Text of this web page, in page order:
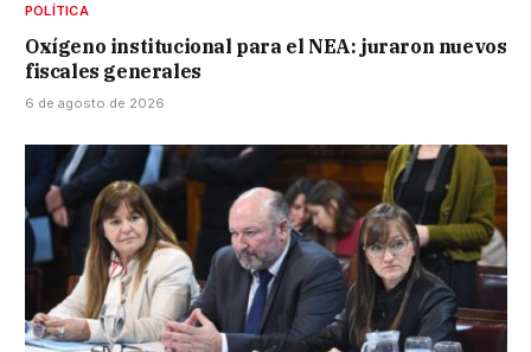
POLÍTICA
Oxígeno institucional para el NEA: juraron nuevos
fiscales generales
6 de agosto de 2026